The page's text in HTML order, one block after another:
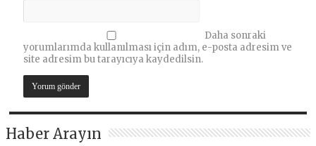
Daha sonraki
yorumlarımda kullanılması için adım, e-posta adresim ve
site adresim bu tarayıcıya kaydedilsin.
Haber Arayın